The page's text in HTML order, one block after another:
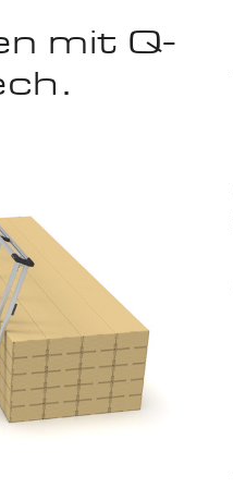
mit Q-